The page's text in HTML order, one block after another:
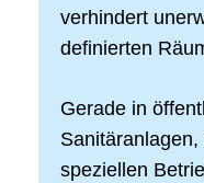
verhindert
definierten
Gerade in
speziellen